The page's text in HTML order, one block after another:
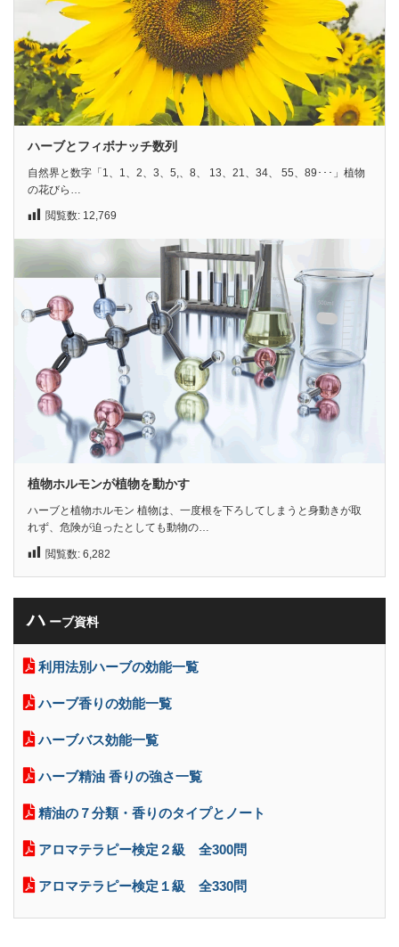
ハーブとフィボナッチ数列
自然界と数字「1、1、2、3、5,、8、 13、21、34、 55、89･･･」植物
の花びら…
閲覧数: 12,769
植物ホルモンが植物を動かす
ハーブと植物ホルモン 植物は、一度根を下ろしてしまうと身動きが取
れず、危険が迫ったとしても動物の…
閲覧数: 6,282
ハ ーブ資料
利用法別ハーブの効能一覧
ハーブ香りの効能一覧
ハーブバス効能一覧
ハーブ精油 香りの強さ一覧
精油の７分類・香りのタイプとノート
アロマテラピー検定２級 全300問
アロマテラピー検定１級 全330問